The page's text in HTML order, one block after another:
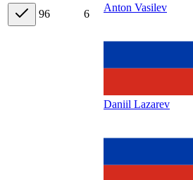
96 6 Anton Vasilev
Daniil Lazarev